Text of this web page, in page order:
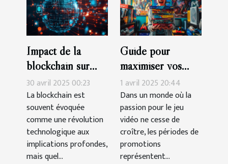
Impact de la
blockchain sur
l'économie globale
et les
opportunités
émergentes
30 avril 2025 00:23
La blockchain est
souvent évoquée
comme une révolution
technologique aux
implications profondes,
mais quel...
Guide pour
maximiser vos
économies lors
des périodes de
promotions sur les
jeux vidéo
1 avril 2025 20:44
Dans un monde où la
passion pour le jeu
vidéo ne cesse de
croître, les périodes de
promotions
représentent...